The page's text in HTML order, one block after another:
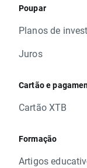
Poupar
Planos de
Juros
Cartão e
Cartão XTB
Formação
Artigos